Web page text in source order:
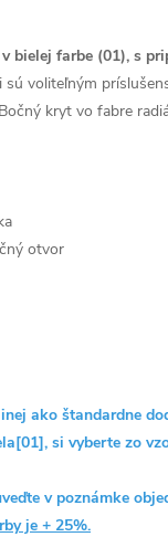
bielej farbe (01), s
voliteľným
kryt vo fabre
otvor
ako štandardne
si vyberte zo
v poznámke
je + 25%.